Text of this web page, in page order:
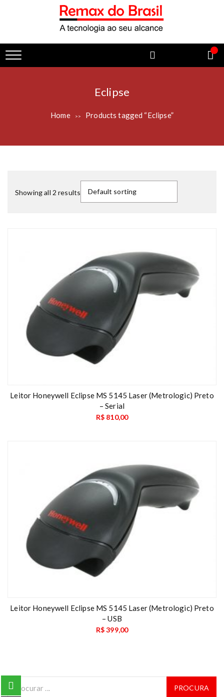
Eclipse
Home >> Products tagged “Eclipse”
Showing all 2 results
Leitor Honeywell Eclipse MS 5145 Laser (Metrologic) Preto
– Serial
R$ 810,00
Leitor Honeywell Eclipse MS 5145 Laser (Metrologic) Preto
– USB
R$399,00